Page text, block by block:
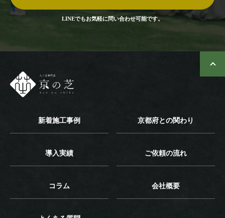
LINEでもお気軽に問い合わせ可能です。
新着施工事例 京都府との関わり
導入実績 ご依頼の流れ
コラム 会社概要